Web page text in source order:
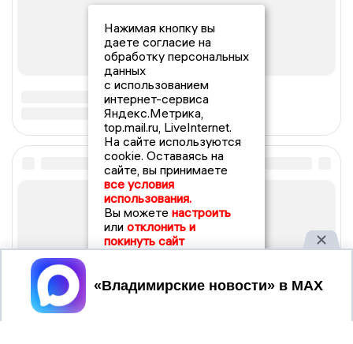
Нажимая кнопку вы
даете согласие на
обработку персональных
данных
с использованием
интернет-сервиса
Яндекс.Метрика,
top.mail.ru, LiveInternet.
На сайте используются
cookie. Оставаясь на
сайте, вы принимаете
все условия
использования.
Вы можете настроить
или отклонить и
покинуть сайт
Принять